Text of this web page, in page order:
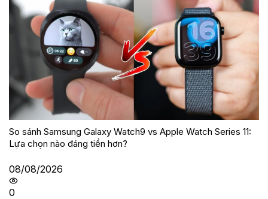
So sánh Samsung Galaxy Watch9 vs Apple Watch Series 11:
Lựa chọn nào đáng tiền hơn?
08/08/2026
0